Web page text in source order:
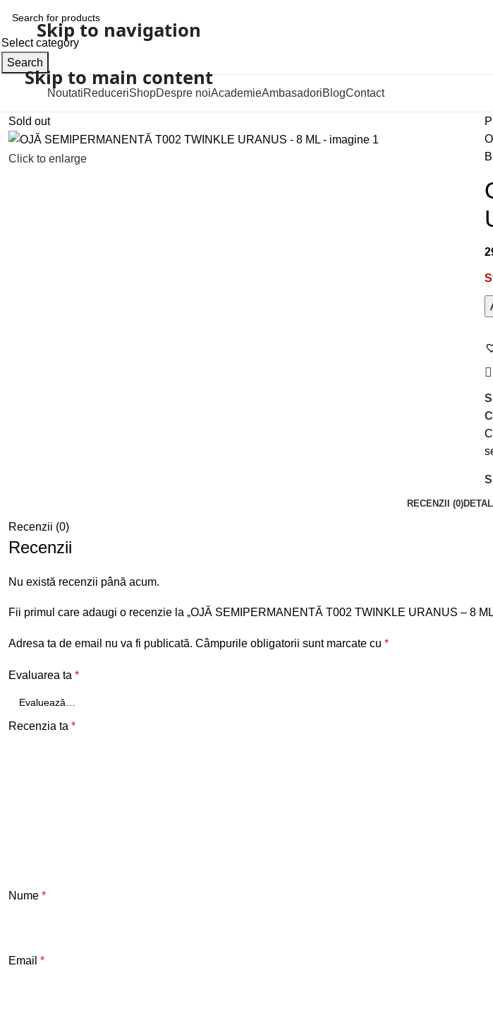
Skip to navigation
Skip to main content
Select category
Search
NoutatiReduceriShopDespre noiAcademieAmbasadoriBlogContact
Sold out
Click to enlarge
RECENZII (0)
Recenzii (0)
Recenzii
Nu există recenzii până acum.
Fii primul care adaugi o recenzie la „OJĂ SEMIPERMANENTĂ T002 TWINKLE URANUS – 8
Adresa ta de email nu va fi publicată. Câmpurile obligatorii sunt marcate cu *
Evaluarea ta *
Recenzia ta *
Nume *
Email *